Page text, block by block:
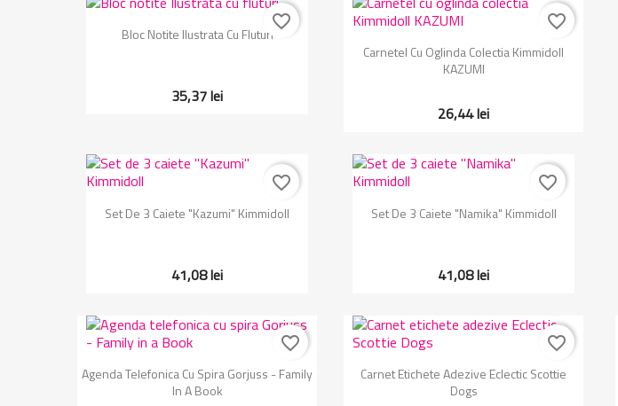
Vizualizare rapida
Bloc Notite Ilustrata Cu Fluturi
35,37 lei
favorite_border
Vizualizare rapida
Carnetel Cu Oglinda Colectia Kimmidoll
KAZUMI
26,44 lei
favorite_border
Vizualizare rapida
Set De 3 Caiete "Kazumi" Kimmidoll
41,08 lei
favorite_border
Vizualizare rapida
Set De 3 Caiete "Namika" Kimmidoll
41,08 lei
favorite_border
Vizualizare rapida
Agenda Telefonica Cu Spira Gorjuss - Family
In A Book
favorite_border
Vizualizare rapida
Carnet Etichete Adezive Eclectic Scottie
Dogs
favorite_border